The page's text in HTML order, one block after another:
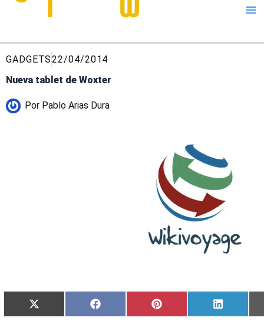
GADGETS22/04/2014
Nueva tablet de Woxter
Por Pablo Arias Dura
Compartir
en
X
(Twitter)
Compartir
en
Facebook
Compartir
en
Pinterest
en
LinkedIn